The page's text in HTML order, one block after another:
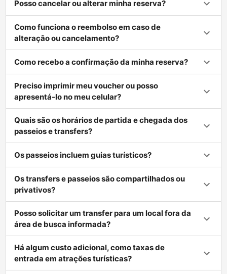
Posso cancelar ou alterar minha reserva?
Como funciona o reembolso em caso de
alteração ou cancelamento?
Como recebo a confirmação da minha reserva?
Preciso imprimir meu voucher ou posso
apresentá-lo no meu celular?
Quais são os horários de partida e chegada dos
passeios e transfers?
Os passeios incluem guias turísticos?
Os transfers e passeios são compartilhados ou
privativos?
Posso solicitar um transfer para um local fora da
área de busca informada?
Há algum custo adicional, como taxas de
entrada em atrações turísticas?